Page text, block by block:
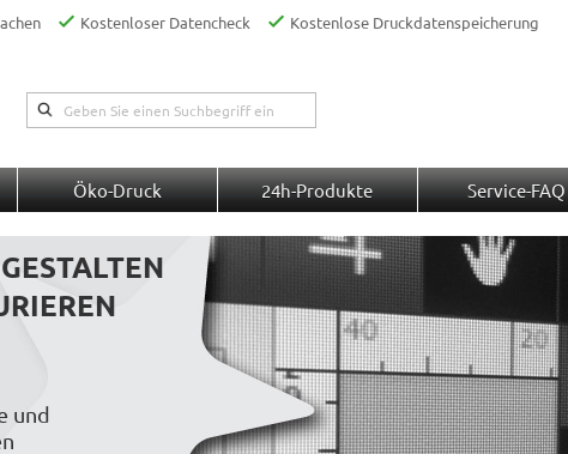
Kostenloser Datencheck Kostenlose Druckdatenspeicherung
Öko-Druck 24h-Produkte Service-FAQ
und